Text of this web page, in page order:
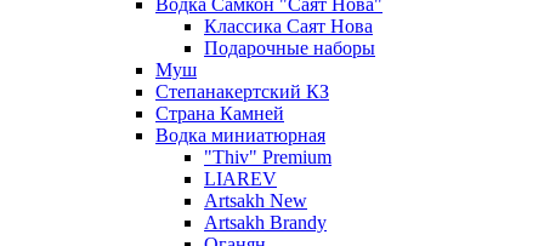
Водка Самкон "Саят Нова"
Классика Саят Нова
Подарочные наборы
Муш
Степанакертский КЗ
Страна Камней
Водка миниатюрная
"Thiv" Premium
LIAREV
Artsakh New
Artsakh Brandy